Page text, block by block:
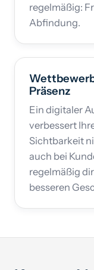
regelmäßig:
Abfindung.
Präsenz
Ein digitaler
verbessert
Sichtbarkeit
auch bei
regelmäßig
besseren